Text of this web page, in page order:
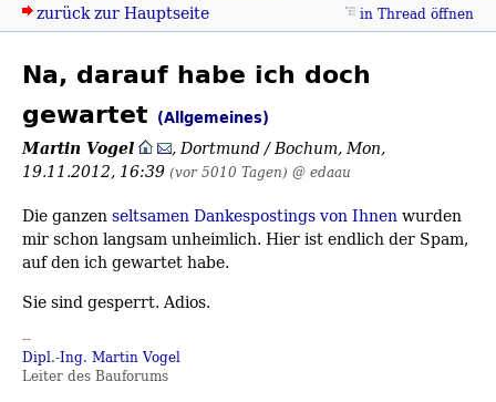
zurück zur Hauptseite in Thread öffnen
Na, darauf habe ich doch
gewartet (Allgemeines)
Martin Vogel ,Dortmund / Bochum,Mon,
19.11.2012, 16:39 (vor 5010 Tagen) @ edaau
Die ganzenseltsamen Dankespostings von Ihnenwurden
mir schon langsam unheimlich. Hier ist endlich der Spam,
auf den ich gewartet habe.
Sie sind gesperrt. Adios.
--
Dipl.-Ing. Martin Vogel
Leiter des Bauforums